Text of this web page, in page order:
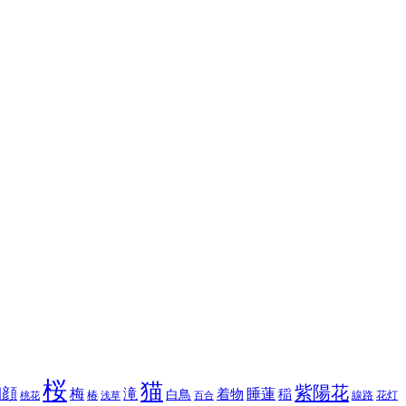
桃花 桜 梅 椿 浅草 滝猫 白鳥 百合 着物 睡蓮 稲紫陽花 線路 花灯